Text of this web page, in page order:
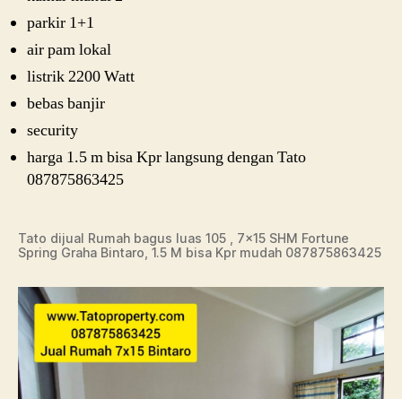
parkir 1+1
air pam lokal
listrik 2200 Watt
bebas banjir
security
harga 1.5 m bisa Kpr langsung dengan Tato
087875863425
Tato dijual Rumah bagus luas 105 , 7×15 SHM Fortune
Spring Graha Bintaro, 1.5 M bisa Kpr mudah 087875863425